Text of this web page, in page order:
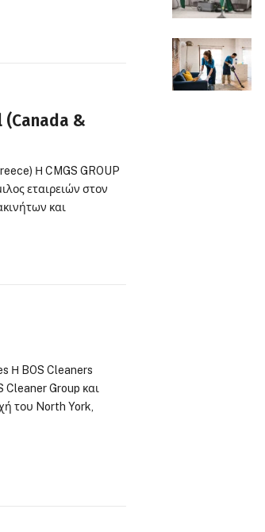
(Canada &
Η CMGS GROUP
εταιρειών στον
και
Η BOS Cleaners
Cleaner Group και
του North York,